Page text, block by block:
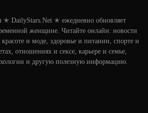
DailyStars.Net ✭ ежедневно обновляет
женщине. Читайте онлайн: новости
и моде, здоровье и питании, спорте и
отношениях и сексе, карьере и семье,
и другую полезную информацию.